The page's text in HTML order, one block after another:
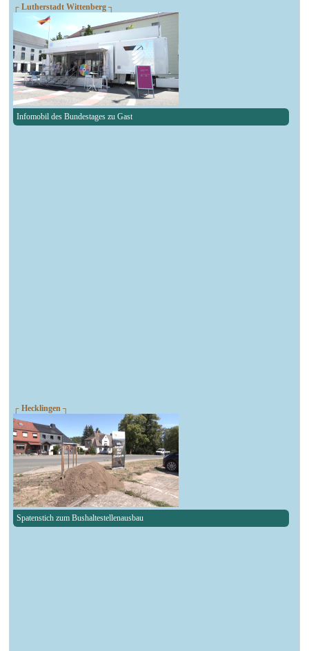
┌ Lutherstadt Wittenberg ┐
Infomobil des Bundestages zu Gast
┌ Hecklingen ┐
Spatenstich zum Bushaltestellenausbau